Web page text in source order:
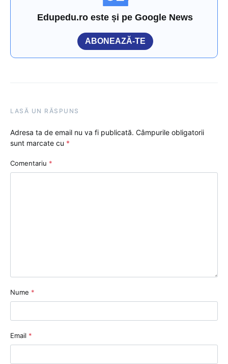
Edupedu.ro este și pe Google News
ABONEAZĂ-TE
LASĂ UN RĂSPUNS
Adresa ta de email nu va fi publicată. Câmpurile obligatorii
sunt marcate cu *
Comentariu *
Nume *
Email *